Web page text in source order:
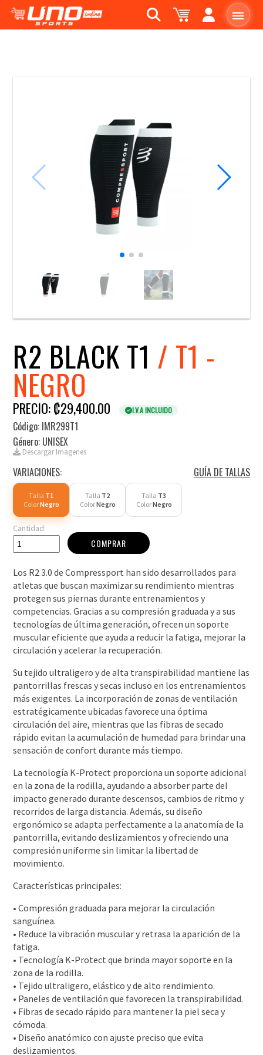
R2 BLACK T1 / T1 -
NEGRO
PRECIO: ₡29,400.00 I.V.A INCLUIDO
Código: IMR299T1
Género: UNISEX
Descargar Imagenes
VARIACIONES: GUÍA DE TALLAS
Talla T1
ColorNegro
Talla T2
ColorNegro
Talla T3
ColorNegro
Cantidad:
COMPRAR
Los R2 3.0 de Compressport han sido desarrollados para
atletas que buscan maximizar su rendimiento mientras
protegen sus piernas durante entrenamientos y
competencias. Gracias a su compresión graduada y a sus
tecnologías de última generación, ofrecen un soporte
muscular eficiente que ayuda a reducir la fatiga, mejorar la
circulación y acelerar la recuperación.
Su tejido ultraligero y de alta transpirabilidad mantiene las
pantorrillas frescas y secas incluso en los entrenamientos
más exigentes. La incorporación de zonas de ventilación
estratégicamente ubicadas favorece una óptima
circulación del aire, mientras que las fibras de secado
rápido evitan la acumulación de humedad para brindar una
sensación de confort durante más tiempo.
La tecnología K-Protect proporciona un soporte adicional
en la zona de la rodilla, ayudando a absorber parte del
impacto generado durante descensos, cambios de ritmo y
recorridos de larga distancia. Además, su diseño
ergonómico se adapta perfectamente a la anatomía de la
pantorrilla, evitando deslizamientos y ofreciendo una
compresión uniforme sin limitar la libertad de
movimiento.
Características principales:
• Compresión graduada para mejorar la circulación
sanguínea.
• Reduce la vibración muscular y retrasa la aparición de la
fatiga.
• Tecnología K-Protect que brinda mayor soporte en la
zona de la rodilla.
• Tejido ultraligero, elástico y de alto rendimiento.
• Paneles de ventilación que favorecen la transpirabilidad.
• Fibras de secado rápido para mantener la piel seca y
cómoda.
• Diseño anatómico con ajuste preciso que evita
deslizamientos.